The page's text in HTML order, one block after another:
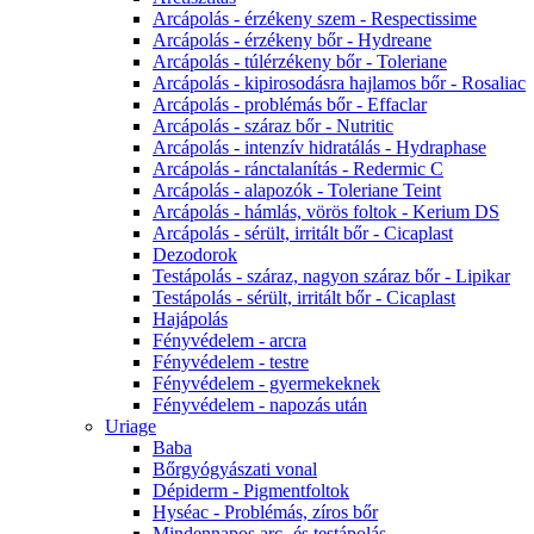
Arcápolás - érzékeny szem - Respectissime
Arcápolás - érzékeny bőr - Hydreane
Arcápolás - túlérzékeny bőr - Toleriane
Arcápolás - kipirosodásra hajlamos bőr - Rosaliac
Arcápolás - problémás bőr - Effaclar
Arcápolás - száraz bőr - Nutritic
Arcápolás - intenzív hidratálás - Hydraphase
Arcápolás - ránctalanítás - Redermic C
Arcápolás - alapozók - Toleriane Teint
Arcápolás - hámlás, vörös foltok - Kerium DS
Arcápolás - sérült, irritált bőr - Cicaplast
Dezodorok
Testápolás - száraz, nagyon száraz bőr - Lipikar
Testápolás - sérült, irritált bőr - Cicaplast
Hajápolás
Fényvédelem - arcra
Fényvédelem - testre
Fényvédelem - gyermekeknek
Fényvédelem - napozás után
Uriage
Baba
Bőrgyógyászati vonal
Dépiderm - Pigmentfoltok
Hyséac - Problémás, zíros bőr